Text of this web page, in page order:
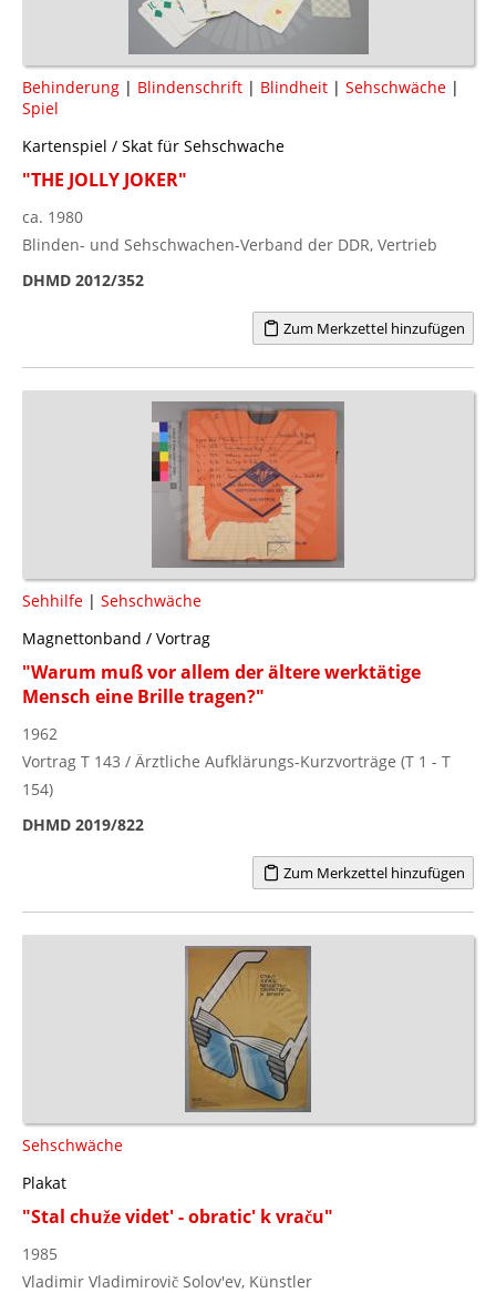
Behinderung | Blindenschrift | Blindheit | Sehschwäche |
Spiel
Kartenspiel / Skat für Sehschwache
"THE JOLLY JOKER"
ca. 1980
Blinden- und Sehschwachen-Verband der DDR, Vertrieb
DHMD 2012/352
Zum Merkzettel hinzufügen
Sehhilfe | Sehschwäche
Magnettonband / Vortrag
"Warum muß vor allem der ältere werktätige
Mensch eine Brille tragen?"
1962
Vortrag T 143 / Ärztliche Aufklärungs-Kurzvorträge (T 1 - T
154)
DHMD 2019/822
Zum Merkzettel hinzufügen
Sehschwäche
Plakat
"Stal chuže videt' - obratic' k vraču"
1985
Vladimir Vladimirovič Solov'ev, Künstler